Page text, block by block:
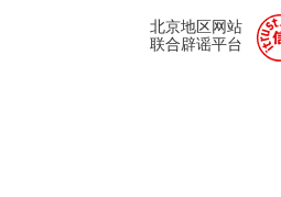
北京地区网站
联合辟谣平台